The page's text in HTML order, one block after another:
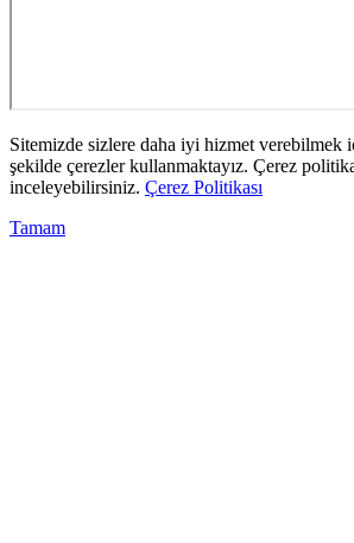
Sitemizde sizlere daha iyi hizmet verebilmek
şekilde çerezler kullanmaktayız. Çerez
inceleyebilirsiniz. Çerez Politikası
Tamam